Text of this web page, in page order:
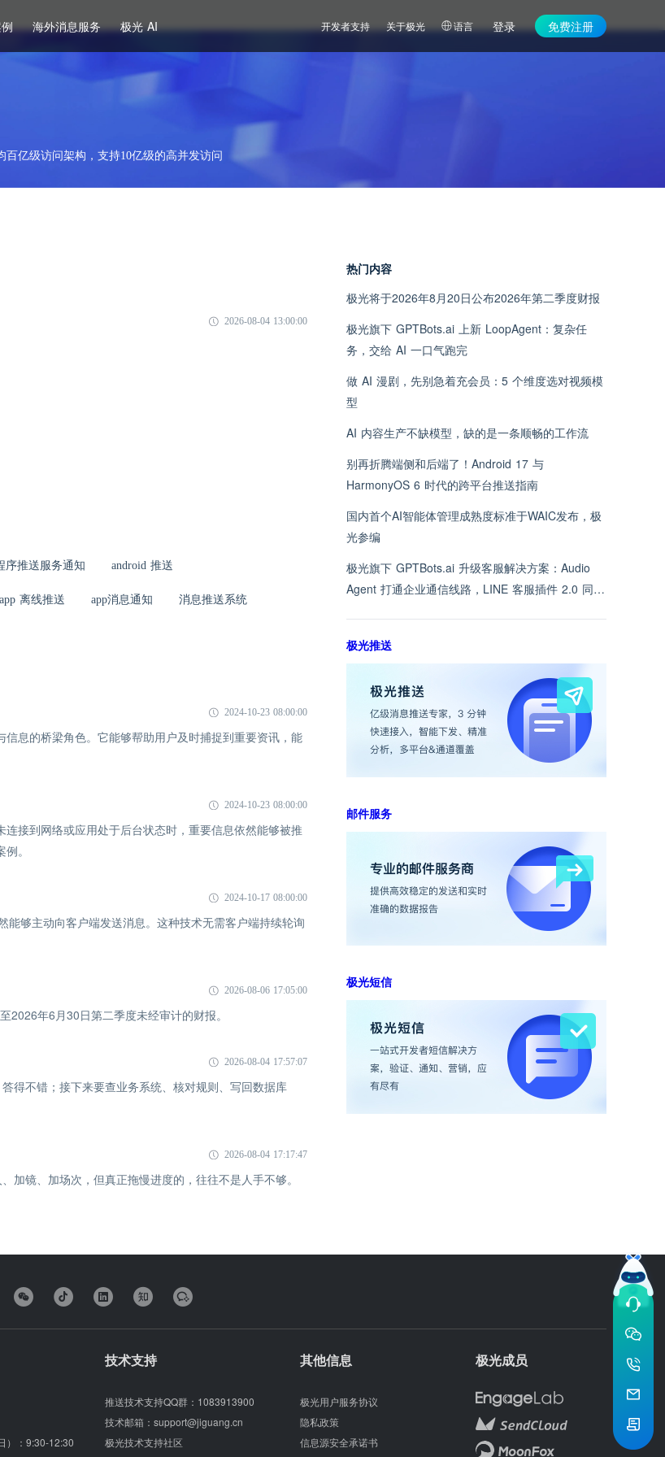
海外消息服务 极光 AI 开发者支持 关于极光 语言 登录 免费注册
亿级访问架构，支持10亿级的高并发访问
2026-08-04 13:00:00
序推送服务通知 android 推送
离线推送 app消息通知 消息推送系统
2024-10-23 08:00:00
息的桥梁角色。它能够帮助用户及时捕捉到重要资讯，能
2024-10-23 08:00:00
接到网络或应用处于后台状态时，重要信息依然能够被推
。
2024-10-17 08:00:00
够主动向客户端发送消息。这种技术无需客户端持续轮询
2026-08-06 17:05:00
年6月30日第二季度未经审计的财报。
2026-08-04 17:57:07
得不错；接下来要查业务系统、核对规则、写回数据库
2026-08-04 17:17:47
镜、加场次，但真正拖慢进度的，往往不是人手不够。
热门内容
极光将于2026年8月20日公布2026年第二季度财报
极光旗下 GPTBots.ai 上新 LoopAgent：复杂任
务，交给 AI 一口气跑完
做 AI 漫剧，先别急着充会员：5 个维度选对视频模
型
AI 内容生产不缺模型，缺的是一条顺畅的工作流
别再折腾端侧和后端了！Android 17 与
HarmonyOS 6 时代的跨平台推送指南
国内首个AI智能体管理成熟度标准于WAIC发布，极
光参编
极光旗下 GPTBots.ai 升级客服解决方案：Audio
Agent 打通企业通信线路，LINE 客服插件 2.0 同步
极光推送
邮件服务
极光短信
）：9:30-12:30
技术支持
推送技术支持QQ群： 1083913900
技术邮箱： support@jiguang.cn
极光技术支持社区
其他信息
极光用户服务协议
隐私政策
信息源安全承诺书
极光成员